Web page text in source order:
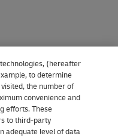
(hereafter
to determine
the number of
convenience and
efforts. These
to third-party
adequate level of data